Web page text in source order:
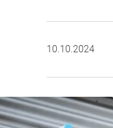
10.10.2024